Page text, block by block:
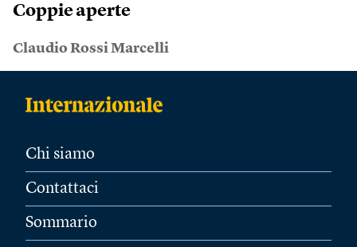
Coppie aperte
Claudio Rossi Marcelli
Chi siamo
Contattaci
Sommario